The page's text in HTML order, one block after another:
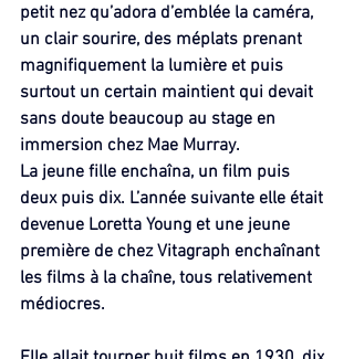
petit nez qu’adora d’emblée la caméra,
un clair sourire, des méplats prenant
magnifiquement la lumière et puis
surtout un certain maintient qui devait
sans doute beaucoup au stage en
immersion chez Mae Murray.
La jeune fille enchaîna, un film puis
deux puis dix. L’année suivante elle était
devenue Loretta Young et une jeune
première de chez Vitagraph enchaînant
les films à la chaîne, tous relativement
médiocres.